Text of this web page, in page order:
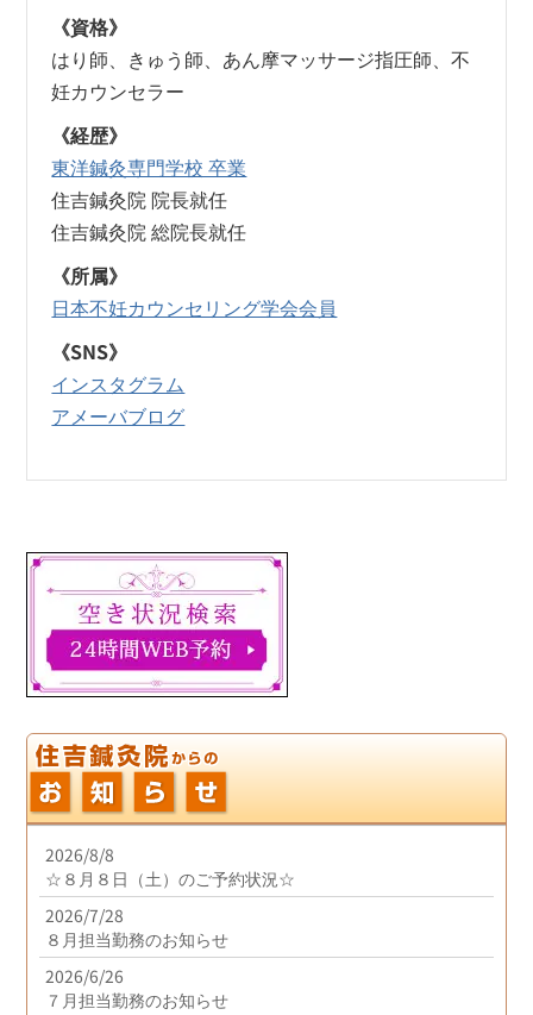
《資格》
はり師、きゅう師、あん摩マッサージ指圧師、不
妊カウンセラー
《経歴》
東洋鍼灸専門学校 卒業
住吉鍼灸院 院長就任
住吉鍼灸院 総院長就任
《所属》
日本不妊カウンセリング学会会員
《SNS》
インスタグラム
アメーバブログ
2026/8/8
☆８月８日（土）のご予約状況☆
2026/7/28
８月担当勤務のお知らせ
2026/6/26
７月担当勤務のお知らせ